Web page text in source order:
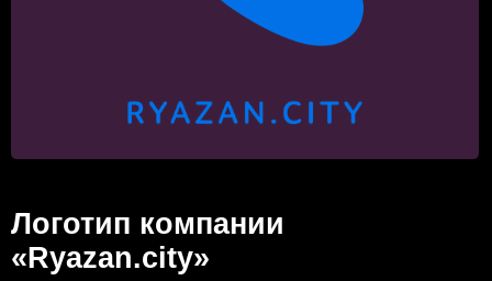
Логотип компании
«Ryazan.city»